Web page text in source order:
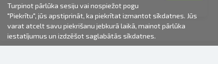
Turpinot pārlūka sesiju vai nospiežot pogu
"Piekrītu", jūs apstiprināt, ka piekrītat izmantot sīkdatnes. Jūs
varat atcelt savu piekrišanu jebkurā laikā, mainot pārlūka
iestatījumus un izdzēšot saglabātās sīkdatnes.